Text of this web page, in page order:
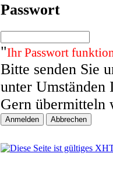
Passwort
"Ihr Passwort
Bitte senden Sie
unter Umständen
Gern übermitteln